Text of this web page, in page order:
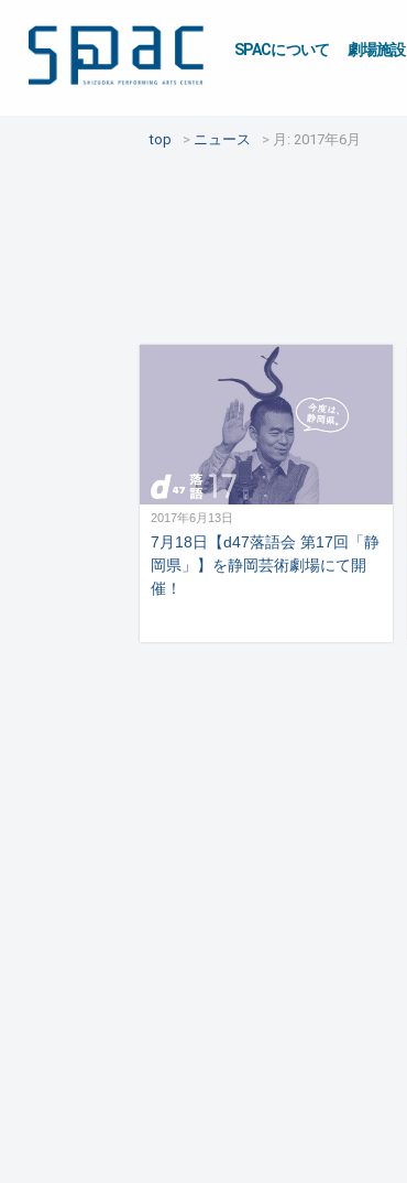
SPACについて 劇場施設
top ニュース 月: 2017年6月
2017年6月13日
7月18日【d47落語会 第17回「静
岡県」】を静岡芸術劇場にて開
催！